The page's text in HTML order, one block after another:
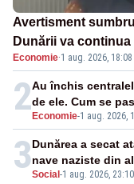
Avertisment
Dunării va
închide în 4 zile
Economie·1 aug. 2026, 18:08
2 Economie-1 aug. 2026,
Au închis
de ele. Cum se
3Social -1 aug. 2026, 23:10
Dunărea a secat
nave naziste din